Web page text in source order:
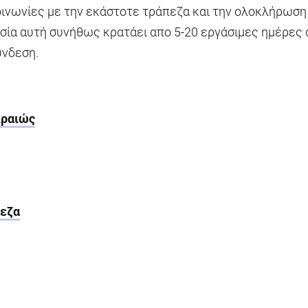
με την εκάστοτε τράπεζα και την
αυτή συνήθως κρατάει απο 5-20 εργάσιμες